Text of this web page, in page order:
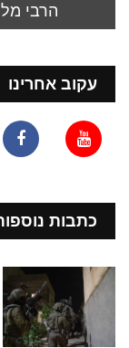
הרבי
עקוב אחרינו
כתבות